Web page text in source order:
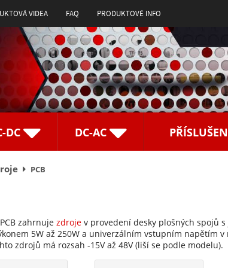
VIDEA FAQ PRODUKTOVÉ INFO
DC DC-AC
PCB
zahrnuje zdrojev provedení desky plošných spojů
5W až 250W a univerzálním vstupním napětím v
zdrojů má rozsah -15V až 48V (liší se podle modelu).